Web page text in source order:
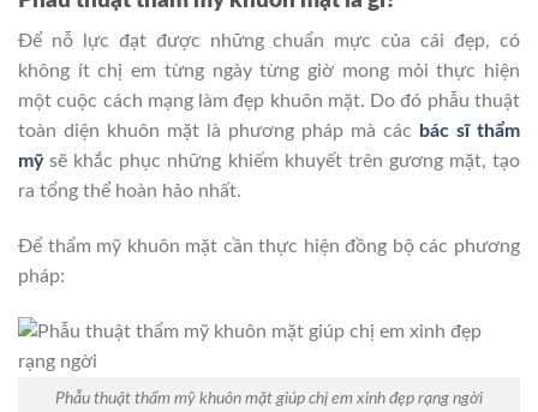
Để nỗ lực đạt được những chuẩn mực của cái đẹp, có
không ít chị em từng ngày từng giờ mong mỏi thực hiện
một cuộc cách mạng làm đẹp khuôn mặt. Do đó phẫu thuật
toàn diện khuôn mặt là phương pháp mà các
bác sĩ thẩm
mỹsẽ khắc phục những khiếm khuyết trên gương mặt, tạo
ra tổng thể hoàn hảo nhất.
Để thẩm mỹ khuôn mặt cần thực hiện đồng bộ các phương
pháp:
Phẫu thuật thẩm mỹ khuôn mặt giúp chị em xinh đẹp rạng ngời